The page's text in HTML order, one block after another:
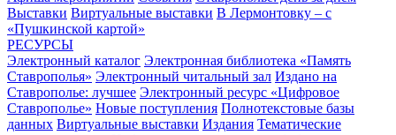
Выставки Виртуальные выставки В Лермонтовку – с
«Пушкинской картой»
РЕСУРСЫ
Электронный каталог Электронная библиотека «Память
Ставрополья» Электронный читальный зал Издано на
Ставрополье: лучшее Электронный ресурс «Цифровое
Ставрополье» Новые поступления Полнотекстовые базы
данных Виртуальные выставки Издания Тематические